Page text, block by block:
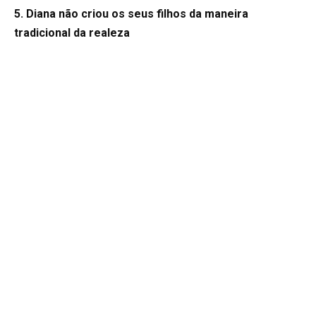
5. Diana não criou os seus filhos da maneira
tradicional da realeza